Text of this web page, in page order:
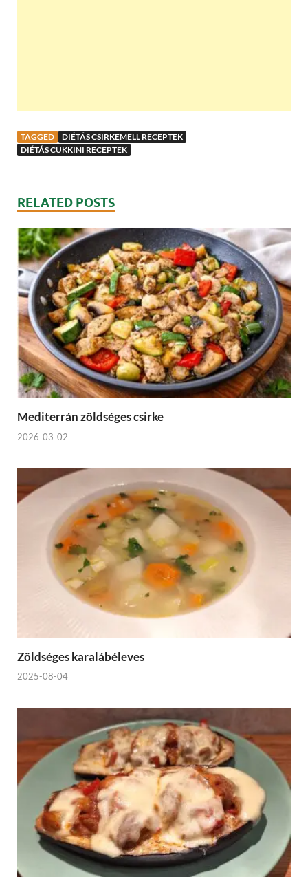
TAGGED
DIÉTÁS CSIRKEMELL RECEPTEK
DIÉTÁS CUKKINI RECEPTEK
RELATED POSTS
Mediterrán zöldséges csirke
2026-03-02
Zöldséges karalábéleves
2025-08-04